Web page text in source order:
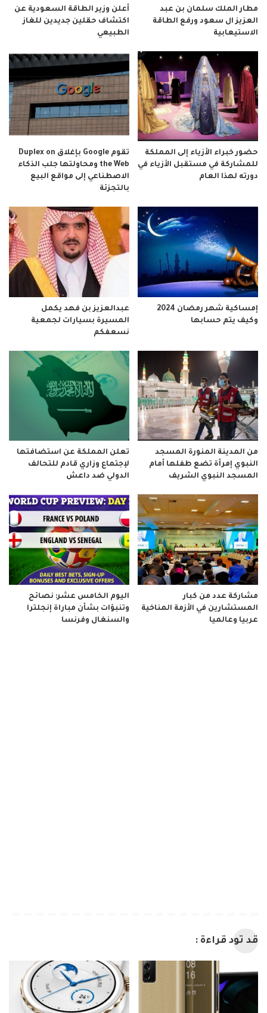
مطار الملك سلمان بن عبد
العزيز ال سعود ورفع الطاقة
الاستيعابية
أعلن وزير الطاقة السعودية عن
اكتشاف حقلين جديدين للغاز
الطبيعي
حضور خبراء الأزياء إلى المملكة
للمشاركة في مستقبل الأزياء في
دورته لهذا العام
تقوم Google بإغلاق Duplex on
the Web ومحاولتها جلب الذكاء
الاصطناعي إلى مواقع البيع
بالتجزئة
إمساكية شهر رمضان 2024
وكيف يتم حسابها
عبدالعزيز بن فهد يكمل
المسيرة بسيارات لجمعية
نسعفكم
من المدينة المنورة المسجد
النبوي إمرأة تضع طفلها أمام
المسجد النبوي الشريف
تعلن المملكة عن استضافتها
لإجتماع وزاري قادم للتحالف
الدولي ضد داعش
مشاركة عدد من كبار
المستشارين في الأزمة المناخية
عربيا وعالميا
اليوم الخامس عشر: نصائح
وتنبؤات بشأن مباراة إنجلترا
والسنغال وفرنسا
قد تود قراءة :